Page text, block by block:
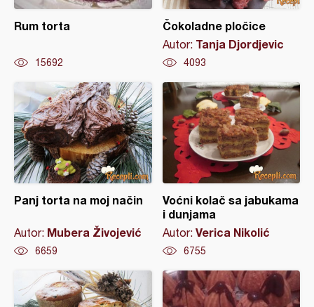
Rum torta
15692
Čokoladne pločice
Autor: Tanja Djordjevic
4093
Panj torta na moj način
Autor: Mubera Živojević
6659
Voćni kolač sa jabukama
i dunjama
Autor: Verica Nikolić
6755